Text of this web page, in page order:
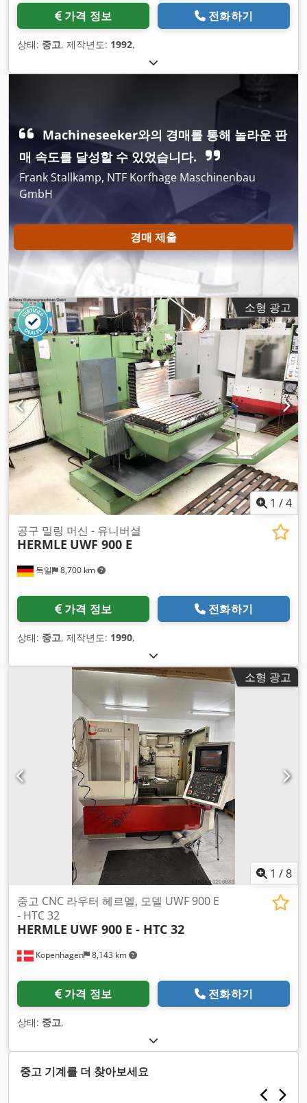
가격 정보 전화하기
상태: 중고, 제작년도: 1992,
Machineseeker와의 경매를 통해 놀라운 판
매 속도를 달성할 수 있었습니다.
Frank Stallkamp, NTF Korfhage Maschinenbau
GmbH
경매 제출
소형 광고
1 /4
독일 8,700 km
공구 밀링 머신 - 유니버셜
HERMLE UWF 900 E
가격 정보 전화하기
상태: 중고, 제작년도: 1990,
소형 광고
1 /8
Kopenhagen 8,143 km
중고 CNC 라우터 헤르멜, 모델 UWF 900 E
- HTC 32
HERMLE UWF 900 E - HTC 32
가격 정보 전화하기
상태: 중고,
중고 기계를 더 찾아보세요